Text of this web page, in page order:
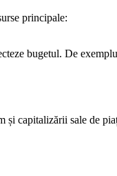
principale:
bugetul. De
și capitalizării sale de